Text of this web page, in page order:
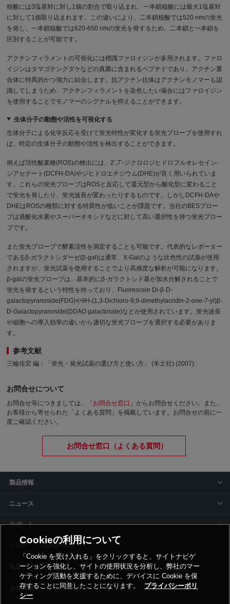
核酸には3塩基対に対し1個の割合で取り込まれ、一本鎖核酸には最大1塩基対
に対して1個取り込まれます。この違いにより、二本鎖核酸では520 nmの蛍光
を発し、一本鎖核酸では620-650 nmの蛍光を発するため、二本鎖と一本鎖を
区別することが可能です。
アクチンフィラメントの可視化には標識ファロイジンが多用されます。ファロ
イジンはタマゴテングダケなどの真菌に含まれるペプチドであり、アクチン重
合体に特異的かつ強力に結合します。抗アクチン抗体はアクチンモノマーも認
識してしまうため、アクチンフィラメントを染色したい場合にはファロイジン
を使用することでモノマーのシグナルを抑えることができます。
生体分子の動態や活性を可視化する
生体分子による化学反応を受けて蛍光特性が変化する蛍光プローブを使用すれ
ば、特定の生体分子の動態や活性を検出することができます。
例えば活性酸素種(ROS)の検出には、2’,7’-ジクロロジヒドロフルオレセイン-
ジアセテート(DCFH-DA)やジヒドロエチジウム(DHE)が良く用いられていま
す。これらの蛍光プローブはROSと反応して還元型から酸化型に変わること
で蛍光を発したり、蛍光波長が変わったりするものです。しかしDCFH-DAや
DHEはROSの種類に対する特異性が低いことが課題です。当社のBESプロー
ブは過酸化水素やスーパーオキシドなどに対して高い選択性を持つ蛍光プロー
ブです。
また蛍光プローブで酵素活性を測定することも可能です。代表的なレポーター
であるβ-ガラクトシダーゼ(β-gal)は通常、X-Galのような比色性の試薬が使用
されますが、蛍光試薬を使用することでより高感度な解析が可能になります。
β-galの蛍光プローブは、基本的にβ-ガラクトシド基が加水分解されることで
蛍光を発するという特性を持っており、Fluorescein Di-β-D-
galactopyranoside(FDG)や9H-(1,3-Dichloro-9,9-dimethylacridin-2-one-7-yl)β-
D-Galactopyranoside(DDAO galactoside)などが使用されています。蛍光波長
や細胞への導入効率の違いから適切な蛍光プローブを選択する必要がありま
す。
参考文献
三輪佳宏 編：「蛍光・発光試薬の選び方と使い方」 (羊土社) (2007).
お問合せについて
お問合せ等につきましては、「 お問合せ窓口 」からお問合せください。
また、
お客様から寄せられた「よくある質問」を掲載しています。お問合せの前に一
度ご確認ください。
お問合せ窓口（よくある質問）
製品情報
ニュース
サポート
siyaku-blog
取扱いメーカー
事業所一覧
Cookieの利用について
「Cookie を受け入れる」をクリックすると、サイトナビゲ
ーションを強化し、サイトの使用状況を分析し、弊社のマー
ケティング活動を支援するために、デバイスに Cookie を保
存することに同意したことになります。
プライバシーポリ
シー